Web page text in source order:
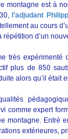
montagne est à
l’adjudant
au cours
répétition d’un
très expérimenté
plus de 850
alors qu’il était
comme expert
montagne. Entré
extérieures,